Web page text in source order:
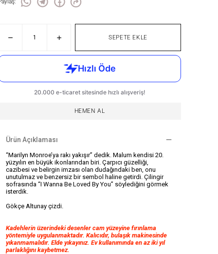
:
SEPETE EKLE
HEMEN AL
Ürün Açıklaması
“Marilyn Monroe’ya rakı yakışır” dedik. Malum kendisi 20.
yüzyılın en büyük ikonlarından biri. Çarpıcı güzelliği,
cazibesi ve belirgin imzası olan dudağındaki ben, onu
unutulmaz ve benzersiz bir sembol haline getirdi. Çilingir
sofrasında “I Wanna Be Loved By You” söylediğini görmek
isterdik.
Gökçe Altunay çizdi.
Kadehlerin üzerindeki desenler cam yüzeyine fırınlama
yöntemiyle uygulanmaktadır. Kalıcıdır, bulaşık makinesinde
yıkanmamalıdır. Elde yıkayınız. Ev kullanımında en az iki yıl
parlaklığını kaybetmez.